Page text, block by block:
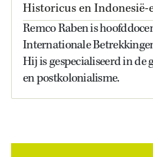
Historicus en Indonesië-
Remco Raben is
Internationale
Hij is gespecialiseerd in de
en postkolonialisme.